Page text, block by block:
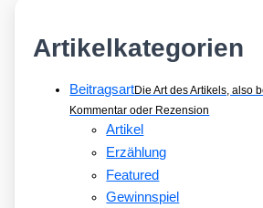
Artikelkategorien
BeitragsartDie Art des Artikels, also
Kommentar oder Rezension
Artikel
Erzählung
Featured
Gewinnspiel